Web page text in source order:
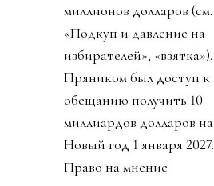
миллионов долларов (см.
«Подкуп и давление на
избирателей», «взятка»).
Пряником был доступ к
обещанию получить 10
миллиардов долларов на
Новый год 1 января 2027.
Право на мнение